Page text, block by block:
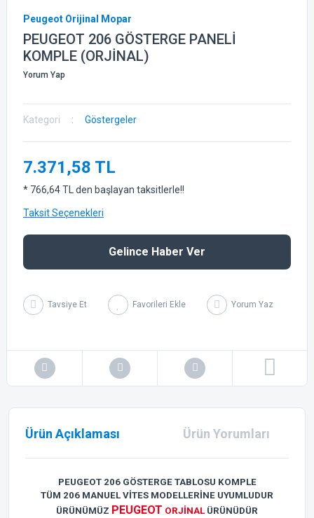
Peugeot Orijinal Mopar
PEUGEOT 206 GÖSTERGE PANELİ
KOMPLE (ORJİNAL)
Yorum Yap
Kategori Göstergeler
7.371,58 TL
* 766,64 TL den başlayan taksitlerle!!
Taksit Seçenekleri
Gelince Haber Ver
Tavsiye Et Yorum Yaz
Ürün Açıklaması Ürün Yorumları
PEUGEOT 206 GÖSTERGE TABLOSU KOMPLE
TÜM 206 MANUEL VİTES MODELLERİNE UYUMLUDUR
ÜRÜNÜMÜZ PEUGEOT ORJİNAL ÜRÜNÜDÜR